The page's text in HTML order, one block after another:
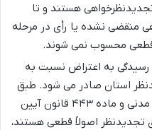
تجدیدنظرخواهی هستند و تا
منقضی نشده یا رأی در مرحله
قطعی محسوب نمی شوند.
به اعتراض نسبت به
استان صادر می شود. طبق
ماده ۳۶۵ قانون آیین دادرسی مدنی و ماده ۴۴۳ قانون آیین
تجدیدنظر اصولاً قطعی هستند،